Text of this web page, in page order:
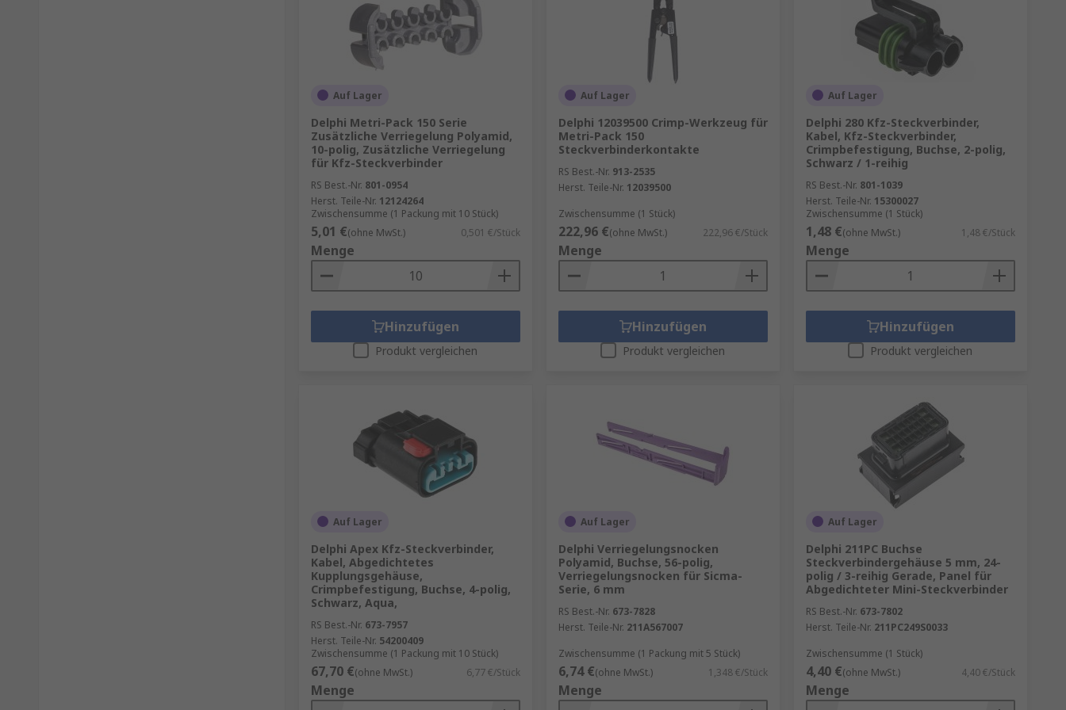
Auf Lager
Delphi Metri-Pack 150 Serie
Zusätzliche Verriegelung Polyamid,
10-polig, Zusätzliche Verriegelung
für Kfz-Steckverbinder
RS Best.-Nr. 801-0954
Herst. Teile-Nr. 12124264
Zwischensumme (1 Packung mit 10 Stück)
5,01 €(ohne MwSt.) 0,501 €/Stück
Menge
Hinzufügen
Produkt vergleichen
Auf Lager
Delphi 12039500 Crimp-Werkzeug für
Metri-Pack 150
Steckverbinderkontakte
RS Best.-Nr. 913-2535
Herst. Teile-Nr. 12039500
Zwischensumme (1 Stück)
222,96 €(ohne MwSt.) 222,96 €/Stück
Menge
Hinzufügen
Produkt vergleichen
Auf Lager
Delphi 280 Kfz-Steckverbinder,
Kabel, Kfz-Steckverbinder,
Crimpbefestigung, Buchse, 2-polig,
Schwarz / 1-reihig
RS Best.-Nr. 801-1039
Herst. Teile-Nr. 15300027
Zwischensumme (1 Stück)
1,48 €(ohne MwSt.) 1,48 €/Stück
Menge
Hinzufügen
Produkt vergleichen
Auf Lager
Delphi Apex Kfz-Steckverbinder,
Kabel, Abgedichtetes
Kupplungsgehäuse,
Crimpbefestigung, Buchse, 4-polig,
Schwarz, Aqua,
RS Best.-Nr. 673-7957
Herst. Teile-Nr. 54200409
Zwischensumme (1 Packung mit 10 Stück)
67,70 €(ohne MwSt.) 6,77 €/Stück
Menge
Auf Lager
Delphi Verriegelungsnocken
Polyamid, Buchse, 56-polig,
Verriegelungsnocken für Sicma-
Serie, 6 mm
RS Best.-Nr. 673-7828
Herst. Teile-Nr. 211A567007
Zwischensumme (1 Packung mit 5 Stück)
6,74 €(ohne MwSt.) 1,348 €/Stück
Menge
Auf Lager
Delphi 211PC Buchse
Steckverbindergehäuse 5 mm, 24-
polig / 3-reihig Gerade, Panel für
Abgedichteter Mini-Steckverbinder
RS Best.-Nr. 673-7802
Herst. Teile-Nr. 211PC249S0033
Zwischensumme (1 Stück)
4,40 €(ohne MwSt.) 4,40 €/Stück
Menge